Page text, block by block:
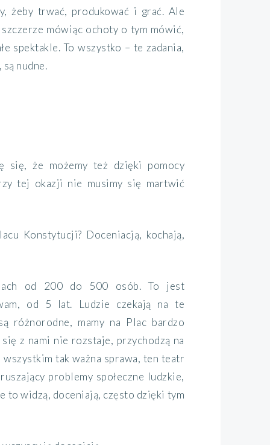
żeby trwać, produkować i grać. Ale
mówiąc ochoty o tym mówić,
spektakle. To wszystko – te zadania,
nudne.
się, że możemy też dzięki pomocy
tej okazji nie musimy się martwić
Konstytucji? Doceniacją, kochają,
od 200 do 500 osób. To jest
od 5 lat. Ludzie czekają na te
różnorodne, mamy na Plac bardzo
z nami nie rozstaje, przychodzą na
tak ważna sprawa, ten teatr
problemy społeczne ludzkie,
to widzą, doceniają, często dzięki tym